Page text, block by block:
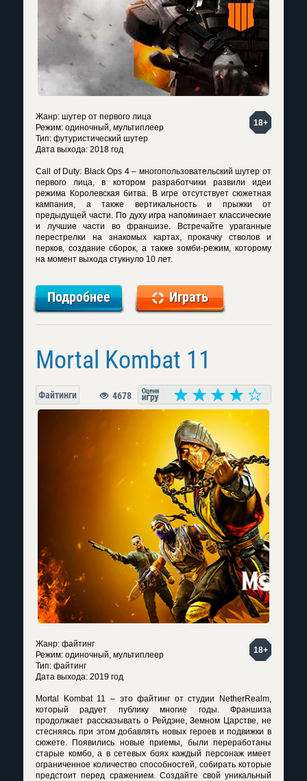
18+
Жанр: шутер от первого лица
Режим: одиночный, мультиплеер
Тип: футуристический шутер
Дата выхода: 2018 год
Call of Duty: Black Ops 4 – многопользовательский шутер от
первого лица, в котором разработчики развили идеи
режима Королевская битва. В игре отсутствует сюжетная
кампания, а также вертикальность и прыжки от
предыдущей части. По духу игра напоминает классические
и лучшие части во франшизе. Встречайте ураганные
перестрелки на знакомых картах, прокачку стволов и
перков, создание сборок, а также зомби-режим, которому
на момент выхода стукнуло 10 лет.
Подробнее Играть
Mortal Kombat 11
Файтинги 4678
18+
Жанр: файтинг
Режим: одиночный, мультиплеер
Тип: файтинг
Дата выхода: 2019 год
Mortal Kombat 11 – это файтинг от студии NetherRealm,
который радует публику многие годы. Франшиза
продолжает рассказывать о Рейдэне, Земном Царстве, не
стесняясь при этом добавлять новых героев и подвижки в
сюжете. Появились новые приемы, были переработаны
старые комбо, а в сетевых боях каждый персонаж имеет
ограниченное количество способностей, собирать которые
предстоит перед сражением. Создайте свой уникальный